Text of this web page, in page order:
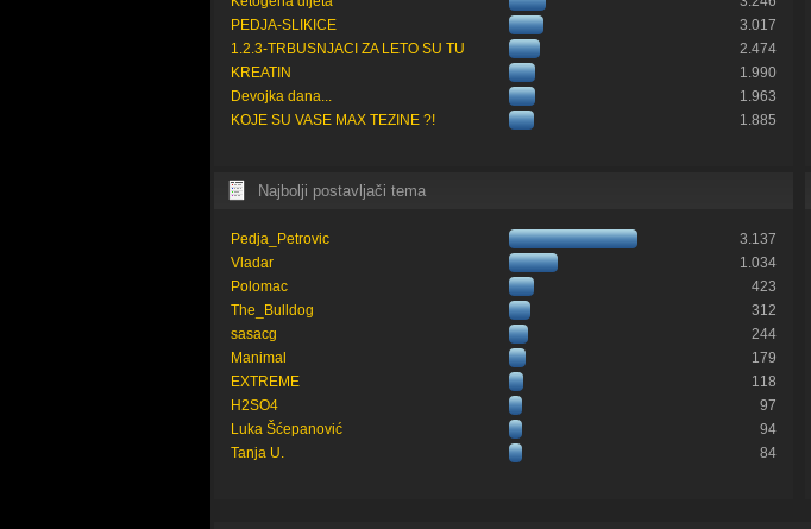
PEDJA-SLIKICE
3.017
1.2.3-TRBUSNJACI ZA LETO SU TU
2.474
KREATIN
1.990
Devojka dana...
1.963
KOJE SU VASE MAX TEZINE ?!
1.885
Najbolji postavljači tema
Pedja_Petrovic
3.137
Vladar
1.034
Polomac
423
The_Bulldog
312
sasacg
244
Manimal
179
EXTREME
118
H2SO4
97
Luka Šćepanović
94
Tanja U.
84